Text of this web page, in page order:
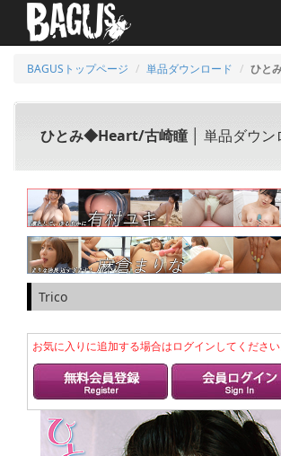
BAGUSトップページ 単品ダウンロード ひと
ひとみ◆Heart/古崎瞳 │ 単品ダウン
Trico
お気に入りに追加する場合はログインしてください